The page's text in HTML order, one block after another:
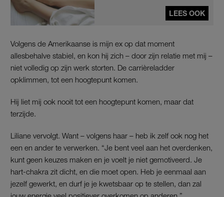
LEES OOK
Volgens de Amerikaanse is mijn ex op dat moment
allesbehalve stabiel, en kon hij zich – door zijn relatie met mij –
niet volledig op zijn werk storten. De carrièreladder
opklimmen, tot een hoogtepunt komen.
Hij liet mij ook nooit tot een hoogtepunt komen, maar dat
terzijde.
Liliane vervolgt. Want – volgens haar – heb ik zelf ook nog het
een en ander te verwerken. “Je bent veel aan het overdenken,
kunt geen keuzes maken en je voelt je niet gemotiveerd. Je
hart-chakra zit dicht, en die moet open. Heb je eenmaal aan
jezelf gewerkt, en durf je je kwetsbaar op te stellen, dan zal